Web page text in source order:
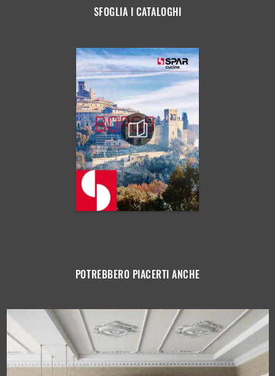
SFOGLIA I CATALOGHI
POTREBBERO PIACERTI ANCHE